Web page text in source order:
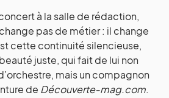
à la salle de rédaction,
pas de métier : il change
cette continuité silencieuse,
juste, qui fait de lui non
mais un compagnon
de Découverte‑mag.com.